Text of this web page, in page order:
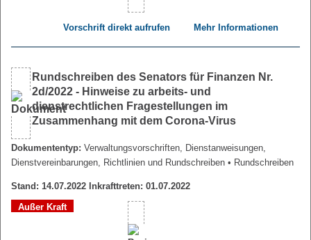
Vorschrift direkt aufrufen Mehr Informationen
Rundschreiben des Senators für Finanzen Nr.
2d/2022 - Hinweise zu arbeits- und
dienstrechtlichen Fragestellungen im
Zusammenhang mit dem Corona-Virus
Dokumententyp: Verwaltungsvorschriften, Dienstanweisungen,
Dienstvereinbarungen, Richtlinien und Rundschreiben • Rundschreiben
Stand: 14.07.2022 Inkrafttreten: 01.07.2022
Außer Kraft